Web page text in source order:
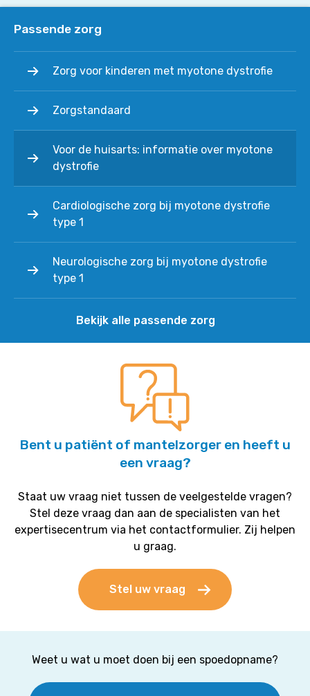
Passende zorg
Zorg voor kinderen met myotone dystrofie
Zorgstandaard
Voor de huisarts: informatie over myotone
dystrofie
Cardiologische zorg bij myotone dystrofie
type 1
Neurologische zorg bij myotone dystrofie
type 1
Bekijk alle passende zorg
Bent u patiënt of mantelzorger en heeft u
een vraag?
Staat uw vraag niet tussen de veelgestelde vragen?
Stel deze vraag dan aan de specialisten van het
expertisecentrum via het contactformulier. Zij helpen
u graag.
Stel uw vraag
Weet u wat u moet doen bij een spoedopname?